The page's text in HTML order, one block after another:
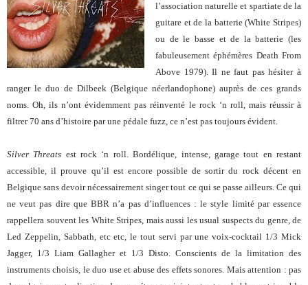
l’association naturelle et spartiate de la
guitare et de la batterie (White Stripes)
ou de le basse et de la batterie (les
fabuleusement éphémères Death From
Above 1979). Il ne faut pas hésiter à
ranger le duo de Dilbeek (Belgique néerlandophone) auprès de ces grands
noms. Oh, ils n’ont évidemment pas réinventé le rock ‘n roll, mais réussir à
filtrer 70 ans d’histoire par une pédale fuzz, ce n’est pas toujours évident.
Silver Threats est rock ‘n roll. Bordélique, intense, garage tout en restant
accessible, il prouve qu’il est encore possible de sortir du rock décent en
Belgique sans devoir nécessairement singer tout ce qui se passe ailleurs. Ce qui
ne veut pas dire que BBR n’a pas d’influences : le style limité par essence
rappellera souvent les White Stripes, mais aussi les usual suspects du genre, de
Led Zeppelin, Sabbath, etc etc, le tout servi par une voix-cocktail 1/3 Mick
Jagger, 1/3 Liam Gallagher et 1/3 Disto. Conscients de la limitation des
instruments choisis, le duo use et abuse des effets sonores. Mais attention : pas